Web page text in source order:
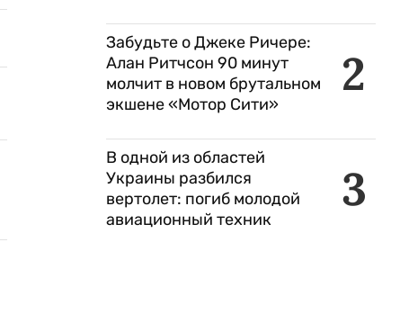
2
Забудьте о Джеке Ричере:
Алан Ритчсон 90 минут
молчит в новом брутальном
экшене «Мотор Сити»
3
В одной из областей
Украины разбился
вертолет: погиб молодой
авиационный техник